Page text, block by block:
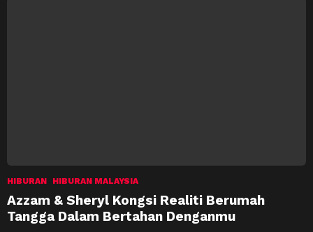
HIBURAN HIBURAN MALAYSIA
Azzam & Sheryl Kongsi Realiti Berumah
Tangga Dalam Bertahan Denganmu